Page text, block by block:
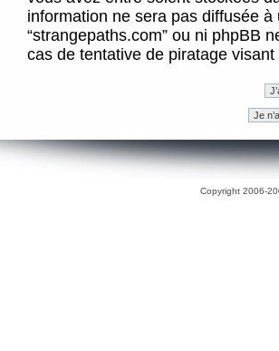
information ne sera pas diffusée
“strangepaths.com” ou ni phpBB
cas de tentative de piratage
Copyright 2006-